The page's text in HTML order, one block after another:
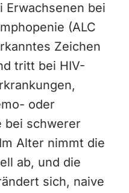
Erwachsenen bei
(ALC
Zeichen
tritt bei HIV-
oder
bei schwerer
Alter nimmt die
ab, und die
sich, naive